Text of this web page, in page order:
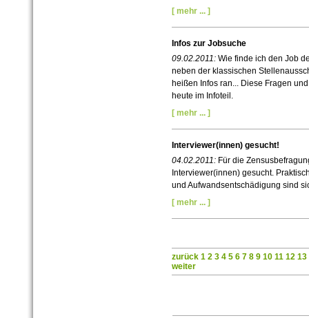
[ mehr ... ]
Infos zur Jobsuche
09.02.2011: Wie finde ich den Job
neben der klassischen
heißen Infos ran... Diese Fragen
heute im Infoteil.
[ mehr ... ]
Interviewer(innen) gesucht!
04.02.2011: Für die
Interviewer(innen) gesucht.
und Aufwandsentschädigung sind
[ mehr ... ]
zurück 1 2 3 4 5 6 7 8 9 10 11 12 13
weiter